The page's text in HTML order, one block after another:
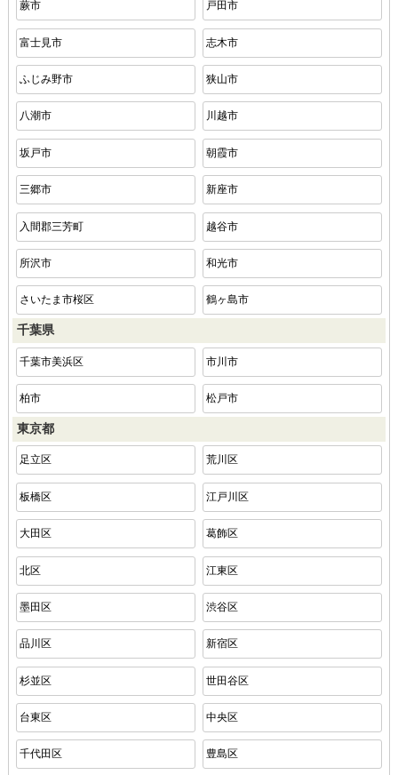
蕨市 戸田市
富士見市 志木市
ふじみ野市 狭山市
八潮市 川越市
坂戸市 朝霞市
三郷市 新座市
入間郡三芳町 越谷市
所沢市 和光市
さいたま市桜区 鶴ヶ島市
千葉県
千葉市美浜区 市川市
柏市 松戸市
東京都
足立区 荒川区
板橋区 江戸川区
大田区 葛飾区
北区 江東区
墨田区 渋谷区
品川区 新宿区
杉並区 世田谷区
台東区 中央区
千代田区 豊島区